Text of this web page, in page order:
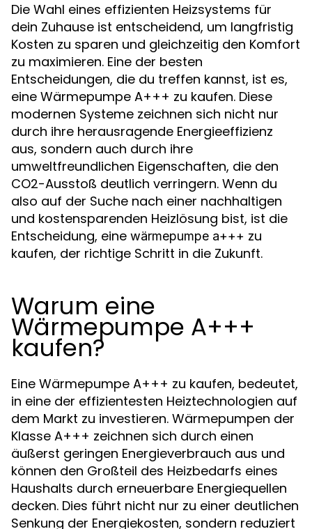
Die Wahl eines effizienten Heizsystems für
dein Zuhause ist entscheidend, um langfristig
Kosten zu sparen und gleichzeitig den Komfort
zu maximieren. Eine der besten
Entscheidungen, die du treffen kannst, ist es,
eine Wärmepumpe A+++ zu kaufen. Diese
modernen Systeme zeichnen sich nicht nur
durch ihre herausragende Energieeffizienz
aus, sondern auch durch ihre
umweltfreundlichen Eigenschaften, die den
CO2-Ausstoß deutlich verringern. Wenn du
also auf der Suche nach einer nachhaltigen
und kostensparenden Heizlösung bist, ist die
Entscheidung, eine wärmepumpe a+++ zu
kaufen, der richtige Schritt in die Zukunft.
Warum eine
Wärmepumpe A+++
kaufen?
Eine Wärmepumpe A+++ zu kaufen, bedeutet,
in eine der effizientesten Heiztechnologien auf
dem Markt zu investieren. Wärmepumpen der
Klasse A+++ zeichnen sich durch einen
äußerst geringen Energieverbrauch aus und
können den Großteil des Heizbedarfs eines
Haushalts durch erneuerbare Energiequellen
decken. Dies führt nicht nur zu einer deutlichen
Senkung der Energiekosten, sondern reduziert